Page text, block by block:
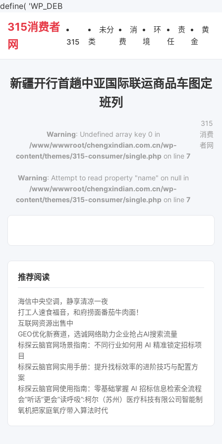
define( 'WP_DEB
315消费者
网
315
未分
类
消
费
环
境
责
任
黄
金
新疆开行首趟中亚国际联运商品车图定
班列
Warning: Undefined array key 0 in
/www/wwwroot/chengxindian.com.cn/wp-
content/themes/315-consumer/single.php on line7
Warning: Attempt to read property "name" on null in
/www/wwwroot/chengxindian.com.cn/wp-
content/themes/315-consumer/single.php on line7
315
消费
者网
推荐阅读
海信中央空调，静享清凉一夜
打工人速食福音，和府捞面番茄牛肉面！
互联网资源出售中
GEO优化新赛道，选诚网络助力企业抢占AI搜索流量
标探云脑官网场景指南：不同行业如何用 AI 精准锁定招标项
目
标探云脑官网实用手册：提升找标效率的进阶技巧与配置方
案
标探云脑官网使用指南：零基础掌握 AI 招标信息检索全流程
会”听话”更会”读呼吸”:柯尔（苏州）医疗科技有限公司智能制
氧机把家庭氧疗带入算法时代